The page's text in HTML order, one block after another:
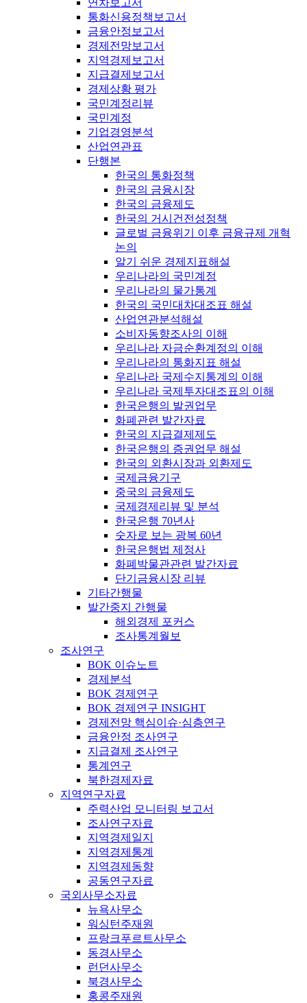
연차보고서
통화신용정책보고서
금융안정보고서
경제전망보고서
지역경제보고서
지급결제보고서
경제상황 평가
국민계정리뷰
국민계정
기업경영분석
산업연관표
단행본
한국의 통화정책
한국의 금융시장
한국의 금융제도
한국의 거시건전성정책
글로벌 금융위기 이후 금융규제 개혁
논의
알기 쉬운 경제지표해설
우리나라의 국민계정
우리나라의 물가통계
한국의 국민대차대조표 해설
산업연관분석해설
소비자동향조사의 이해
우리나라 자금순환계정의 이해
우리나라의 통화지표 해설
우리나라 국제수지통계의 이해
우리나라 국제투자대조표의 이해
한국은행의 발권업무
화폐관련 발간자료
한국의 지급결제제도
한국은행의 증권업무 해설
한국의 외환시장과 외환제도
국제금융기구
중국의 금융제도
국제경제리뷰 및 분석
한국은행 70년사
숫자로 보는 광복 60년
한국은행법 제정사
화폐박물관관련 발간자료
단기금융시장 리뷰
기타간행물
발간중지 간행물
해외경제 포커스
조사통계월보
조사연구
BOK 이슈노트
경제분석
BOK 경제연구
BOK 경제연구 INSIGHT
경제전망 핵심이슈·심층연구
금융안정 조사연구
지급결제 조사연구
통계연구
북한경제자료
지역연구자료
주력산업 모니터링 보고서
조사연구자료
지역경제일지
지역경제통계
지역경제동향
공동연구자료
국외사무소자료
뉴욕사무소
워싱턴주재원
프랑크푸르트사무소
동경사무소
런던사무소
북경사무소
홍콩주재원